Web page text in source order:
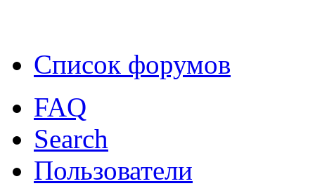
Список форумов
FAQ
Search
Пользователи